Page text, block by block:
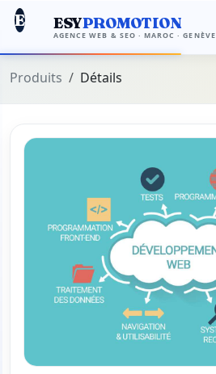
E ESYPROMOTION
AGENCE WEB & SEO · MAROC · GENÈVE
Produits Détails